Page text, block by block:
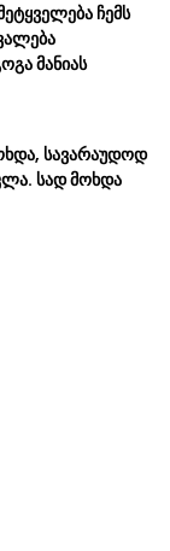
ჩემს
მანიას
სავარაუდოდ
სად მოხდა